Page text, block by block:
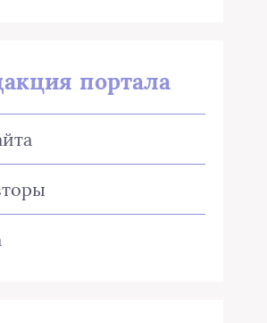
портала